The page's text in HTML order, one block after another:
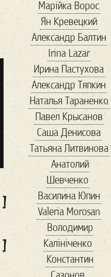
Архитектура
Білий Дім
баальбек бабочка
Балканы бандиты
банки
банкротство
бархатный сезон
баскетбол
беженцы безвиз
бездомные Бернс
Бизнес-завтрак
бисер
благотворительность
блины бокс
Болгария
болгария выборы
Бренд
Марійка Вороc
Ян Кревецкий
Александр Балтин
Irina Lazar
Ирина Пастухова
Александр Тяпкин
Наталья Тараненко
Павел Крысанов
Саша Денисова
Татьяна Литвинова
Анатолий
Шевченко
Василина Юпин
Valeria Morosan
Володимир
Калініченко
Константин